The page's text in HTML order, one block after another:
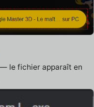
le fichier apparaît en